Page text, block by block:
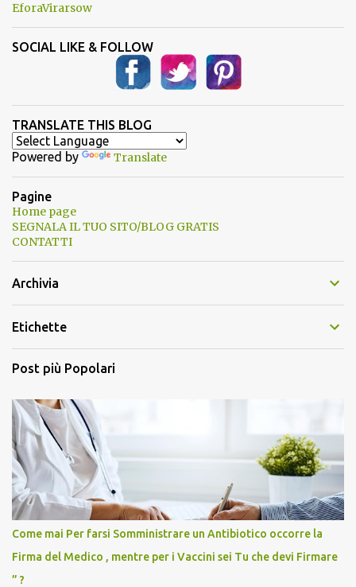
EforaVirarsow
SOCIAL LIKE & FOLLOW
TRANSLATE THIS BLOG
Powered by Translate
Pagine
Home page
SEGNALA IL TUO SITO/BLOG GRATIS
CONTATTI
Archivia
Etichette
Post più Popolari
Come mai Per farsi Somministrare un Antibiotico occorre la
Firma del Medico , mentre per i Vaccini sei Tu che devi Firmare
” ?